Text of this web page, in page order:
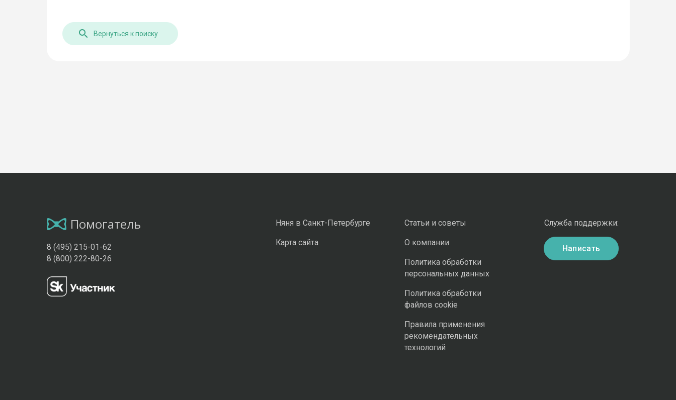
Вернуться к поиску
Помогатель
8 (495) 215-01-62
8 (800) 222-80-26
Няня в Санкт-Петербурге
Карта сайта
Статьи и советы
О компании
Политика обработки
персональных данных
Политика обработки
файлов cookie
Правила применения
рекомендательных
технологий
Служба поддержки:
Написать